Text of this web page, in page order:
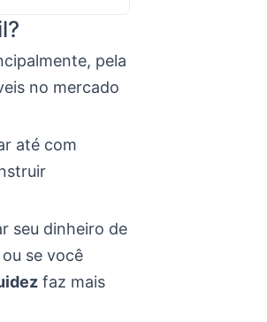
pela
no mercado
até com
seu dinheiro de
se você
faz mais